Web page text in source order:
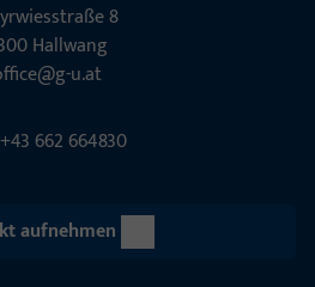
8
Hall­wang
u.at
662 664830
aufnehmen